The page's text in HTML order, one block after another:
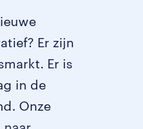
Er zijn
Er is
in de
Onze